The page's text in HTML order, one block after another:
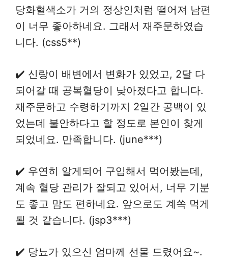
당화혈색소가 거의 정상인처럼 떨어져 남편
이 너무 좋아하네요. 그래서 재주문하였습
니다. (css5**)
✔️ 신랑이 배변에서 변화가 있었고, 2달 다
되어갈 때 공복혈당이 낮아졌다고 합니다.
재주문하고 수령하기까지 2일간 공백이 있
었는데 불안하다고 할 정도로 본인이 찾게
되었네요. 만족합니다. (june***)
✔️ 우연히 알게되어 구입해서 먹어봤는데,
계속 혈당 관리가 잘되고 있어서, 너무 기분
도 좋고 맘도 편하네요. 앞으로도 계쏙 먹게
될 것 같습니다. (jsp3***)
✔️ 당뇨가 있으신 엄마께 선물 드렸어요~.